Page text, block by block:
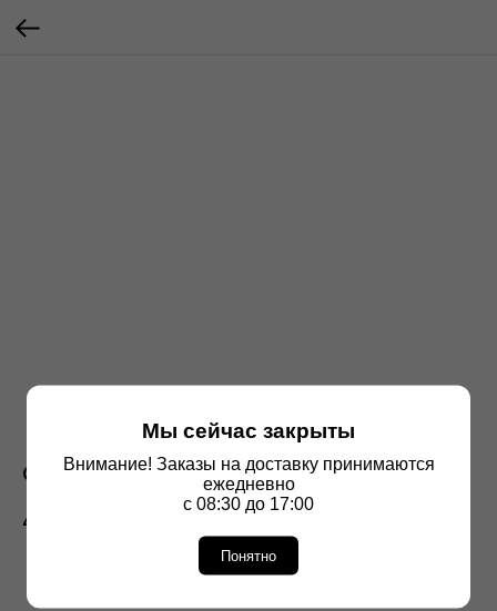
Сгущенка
49,00
Мы сейчас закрыты
Внимание! Заказы на доставку принимаются
ежедневно
с 08:30 до 17:00
Понятно